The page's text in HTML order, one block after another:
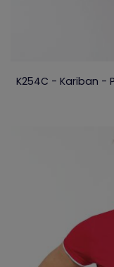
K254C - Kariban -